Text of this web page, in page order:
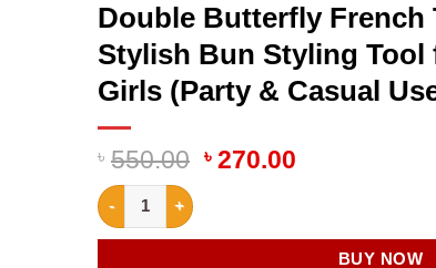
Double Butterfly French
Stylish Bun Styling Tool
Girls (Party & Casual
৳ 550.00 Original
৳ 550.00.
৳ 270.00Current
৳ 270.00.
Elegant Lazy Hair Curler Bun Maker –
BUY NOW